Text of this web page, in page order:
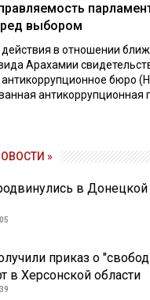
выбором
в отношении
Арахамии
бюро
антикоррупционная
»
в Донецкой
приказ о
в Херсонской области